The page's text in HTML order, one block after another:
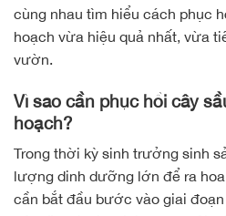
cùng nhau tìm hiểu cách phục
hoạch vừa hiệu quả nhất, vừa
vườn.
Vì sao cần phục hồi cây
hoạch?
Trong thời kỳ sinh trưởng sinh
lượng dinh dưỡng lớn để ra
cần bắt đầu bước vào giai